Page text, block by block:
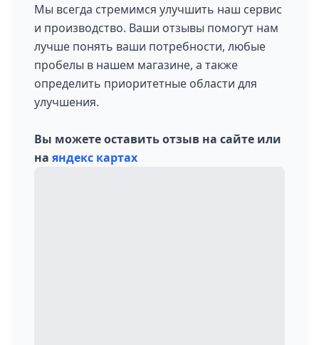
Мы всегда стремимся улучшить наш сервис
и производство. Ваши отзывы помогут нам
лучше понять ваши потребности, любые
пробелы в нашем магазине, а также
определить приоритетные области для
улучшения.
Вы можете оставить отзыв на сайте или
на яндекс картах